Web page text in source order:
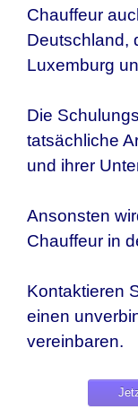
Chauffeur
Deutschland,
Luxemburg
Die
tatsächliche
und ihrer
Ansonsten
Chauffeur in
Kontaktieren
einen
vereinbaren.